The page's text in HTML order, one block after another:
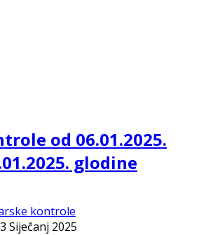
od 06.01.2025.
glodine
kontrole
Siječanj 2025